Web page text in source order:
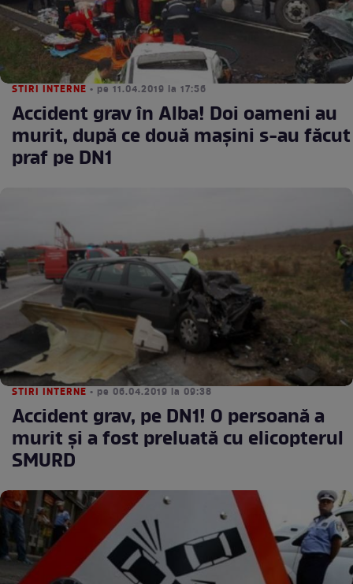
STIRI INTERNE • pe 11.04.2019 la 17:56
Accident grav în Alba! Doi oameni au
murit, după ce două mașini s-au făcut
praf pe DN1
STIRI INTERNE • pe 06.04.2019 la 09:38
Accident grav, pe DN1! O persoană a
murit și a fost preluată cu elicopterul
SMURD